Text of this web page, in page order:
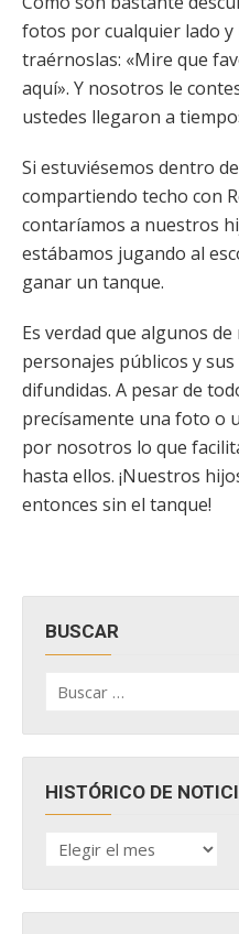
fotos por cualquier lado y
traérnoslas: «Mire que
aquí». Y nosotros le
ustedes llegaron a
Si estuviésemos dentro
compartiendo techo con
contaríamos a nuestros
estábamos jugando al
ganar un tanque.
Es verdad que algunos
personajes públicos y
difundidas. A pesar de
precísamente una foto o
por nosotros lo que
hasta ellos. ¡Nuestros
entonces sin el tanque!
BUSCAR
por:
HISTÓRICO DE
HISTÓRICO
DE